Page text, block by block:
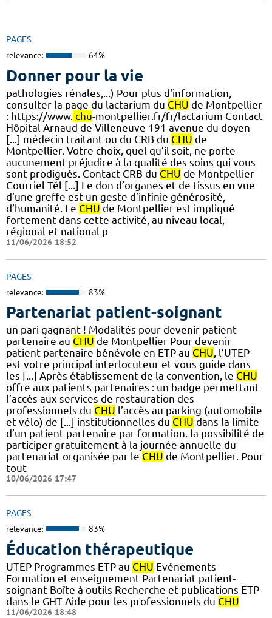
PAGES
relevance: 64%
Donner pour la vie
pathologies rénales,...) Pour plus d'information,
consulter la page du lactarium du CHU de Montpellier
: https://www. chu-montpellier.fr/fr/lactarium Contact
Hôpital Arnaud de Villeneuve 191 avenue du doyen
[...] médecin traitant ou du CRB du CHU de
Montpellier. Votre choix, quel qu’il soit, ne porte
aucunement préjudice à la qualité des soins qui vous
sont prodigués. Contact CRB du CHU de Montpellier
Courriel Tél [...] Le don d’organes et de tissus en vue
d’une greffe est un geste d’infinie générosité,
d’humanité. Le CHU de Montpellier est impliqué
fortement dans cette activité, au niveau local,
régional et national p
11/06/2026 18:52
PAGES
relevance: 83%
Partenariat patient-soignant
un pari gagnant ! Modalités pour devenir patient
partenaire au CHU de Montpellier Pour devenir
patient partenaire bénévole en ETP au CHU, l’UTEP
est votre principal interlocuteur et vous guide dans
les [...] Après établissement de la convention, le CHU
offre aux patients partenaires : un badge permettant
l’accès aux services de restauration des
professionnels du CHU l’accès au parking (automobile
et vélo) de [...] institutionnelles du CHU dans la limite
d’un patient partenaire par formation. la possibilité de
participer gratuitement à la journée annuelle du
partenariat organisée par le CHU de Montpellier. Pour
tout
10/06/2026 17:47
PAGES
relevance: 83%
Éducation thérapeutique
UTEP Programmes ETP au CHU Evénements
Formation et enseignement Partenariat patient-
soignant Boîte à outils Recherche et publications ETP
dans le GHT Aide pour les professionnels du CHU
11/06/2026 18:48